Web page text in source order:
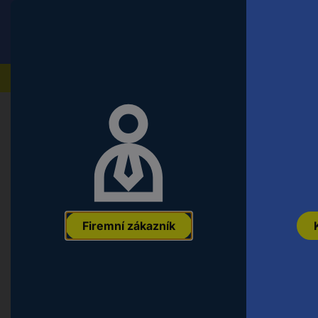
Firemní zákazník
Počítače a kancelářská technika
Antistat ESD strečová fólie fólie
2050009634254 Označení výrobce: Objednací